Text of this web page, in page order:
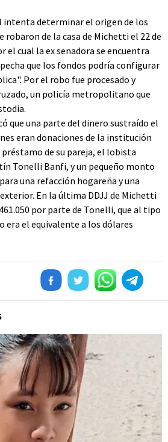
intenta determinar el origen de los
robaron de la casa de Michetti el 22 de
el cual la ex senadora se encuentra
que los fondos podría configurar
Por el robo fue procesado y
un policía metropolitano que
que una parte del dinero sustraído el
eran donaciones de la institución
de su pareja, el lobista
Tonelli Banfi, y un pequeño monto
una refacción hogareña y una
En la última DDJJ de Michetti
por parte de Tonelli, que al tipo
era el equivalente a los dólares